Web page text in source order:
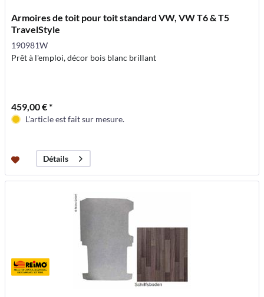
Armoires de toit pour toit standard VW, VW T6 & T5
TravelStyle
190981W
Prêt à l'emploi, décor bois blanc brillant
459,00 € *
L'article est fait sur mesure.
Détails